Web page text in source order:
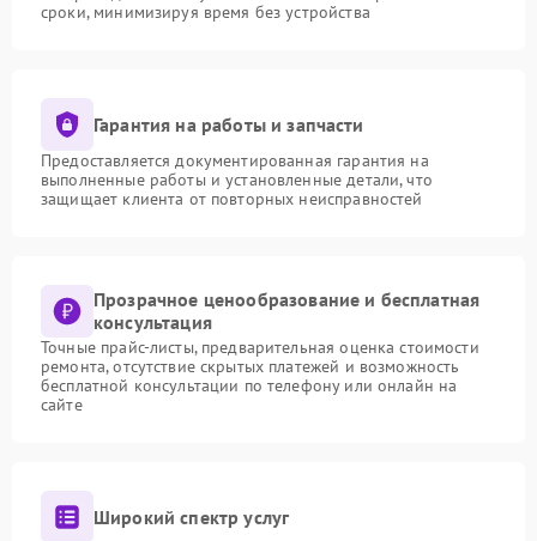
сроки, минимизируя время без устройства
Гарантия на работы и запчасти
Предоставляется документированная гарантия на
выполненные работы и установленные детали, что
защищает клиента от повторных неисправностей
Прозрачное ценообразование и бесплатная
консультация
Точные прайс-листы, предварительная оценка стоимости
ремонта, отсутствие скрытых платежей и возможность
бесплатной консультации по телефону или онлайн на
сайте
Широкий спектр услуг